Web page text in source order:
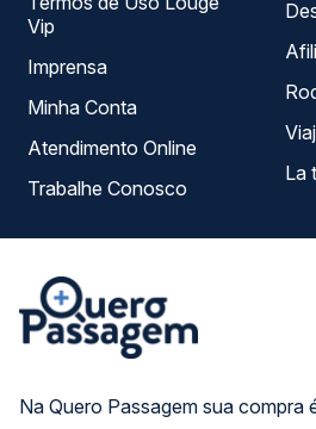
Na Quero Passagem sua compra
Vip
Imprensa
Minha Conta
Atendimento Online
Trabalhe Conosco